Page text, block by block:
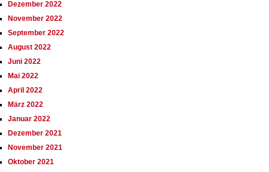
Dezember 2022
November 2022
September 2022
August 2022
Juni 2022
Mai 2022
April 2022
März 2022
Januar 2022
Dezember 2021
November 2021
Oktober 2021